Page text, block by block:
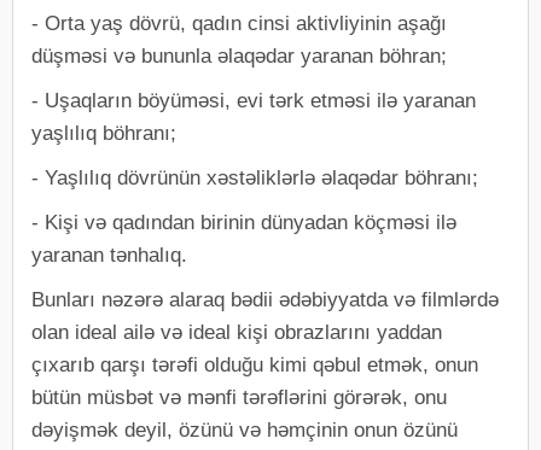
-​ Orta yaş dövrü, qadın cinsi aktivliyinin aşağı
düşməsi və bununla əlaqədar yaranan böhran;
-​ Uşaqların böyüməsi, evi tərk etməsi ilə yaranan
yaşlılıq böhranı;
-​ Yaşlılıq dövrünün xəstəliklərlə əlaqədar böhranı;
-​ Kişi və qadından birinin dünyadan köçməsi ilə
yaranan tənhalıq.
Bunları nəzərə alaraq bədii ədəbiyyatda və filmlərdə
olan ideal ailə və ideal kişi obrazlarını yaddan
çıxarıb qarşı tərəfi olduğu kimi qəbul etmək, onun
bütün müsbət və mənfi tərəflərini görərək, onu
dəyişmək deyil, özünü və həmçinin onun özünü